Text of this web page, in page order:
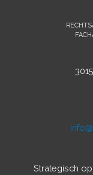
Strategisch